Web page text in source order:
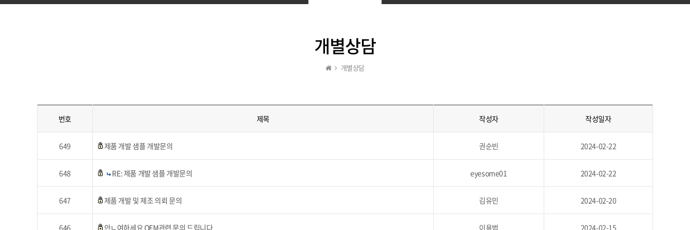
개별상담
개별상담
번호 제목 작성자 작성일자
649 제품 개발 샘플 개발문의 권순빈 2024-02-22
648 RE: 제품 개발 샘플 개발문의 eyesome01 2024-02-22
647 제품 개발 및 제조 의뢰 문의 김유민 2024-02-20
646 안ㄴ여하세요 OEM관련 문의 드립니다. 이용범 2024-02-15